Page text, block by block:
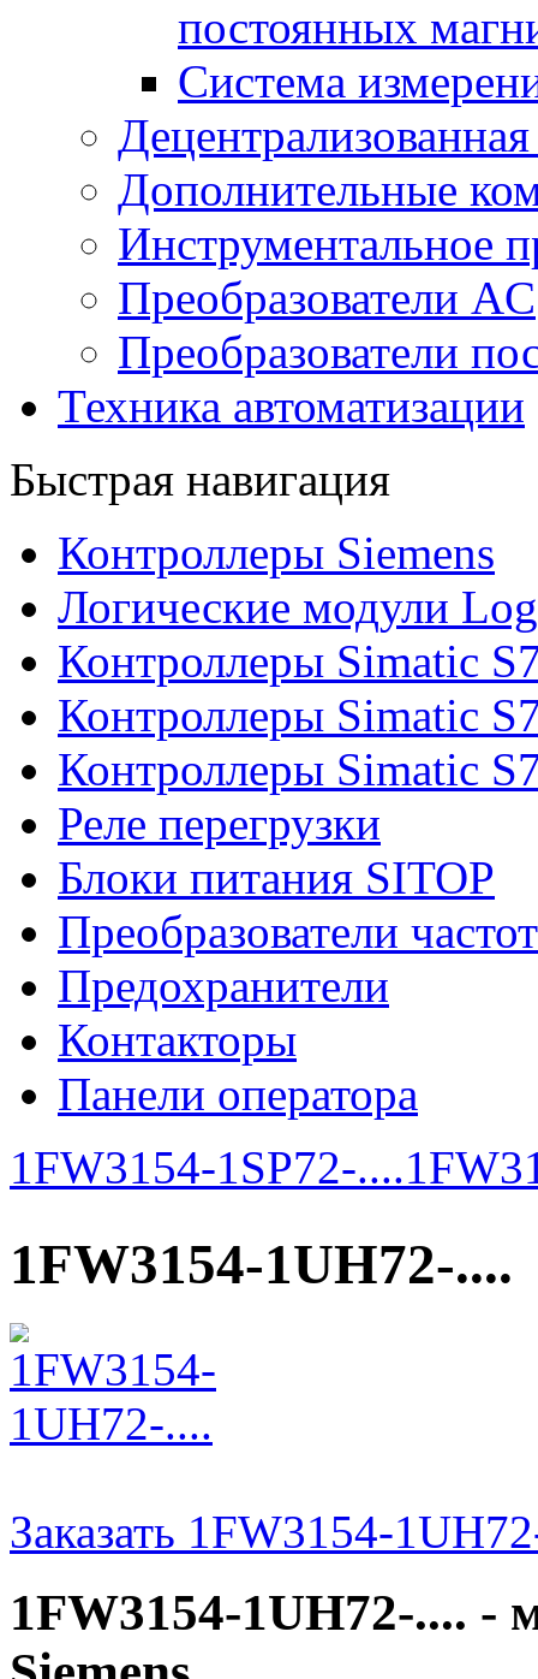
постоянных
Система
Дополнительные
Инструментальное
Преобразователи AC
Преобразователи
Техника автоматизации
Быстрая навигация
Контроллеры Siemens
Логические модули
Контроллеры Simatic
Контроллеры Simatic
Контроллеры Simatic
Реле перегрузки
Блоки питания SITOP
Преобразователи
Предохранители
Контакторы
Панели оператора
1FW3154-1SP72-....
1FW3154-1UH72-....
Заказать 1FW3154-
1FW3154-1UH72-.... -